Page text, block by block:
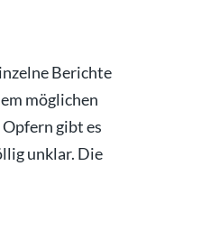
Berichte
möglichen
gibt es
unklar. Die